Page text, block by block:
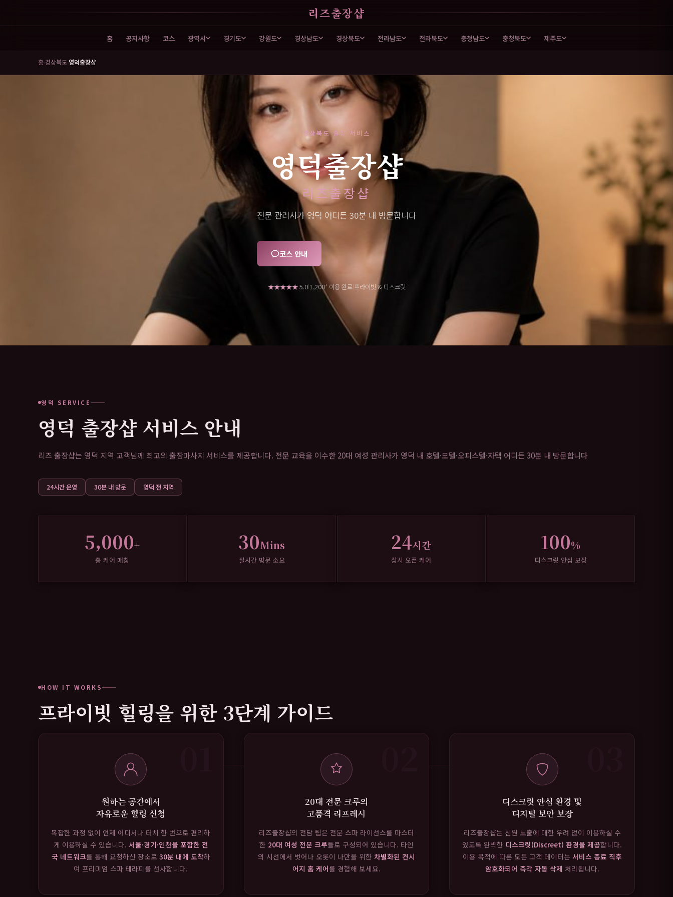
리즈출장샵
홈 공지사항 코스 광역시 경기도 강원도 경상남도 경상북도 전라남도 전라북도 충청남도 충청북도 제주도
홈›경상북도›영덕출장샵
경상북도 출장 서비스
영덕출장샵
리즈출장샵
전문 관리사가 영덕 어디든 30분 내 방문합니다
코스 안내
★★★★★5.0|1,200+이용 완료|프라이빗 & 디스크릿
영덕 SERVICE
영덕 출장샵 서비스 안내
리즈 출장샵는 영덕 지역 고객님께 최고의 출장마사지 서비스를 제공합니다. 전문 교육을 이수한 20대 여성 관리사가 영덕 내 호텔·모텔·오피스텔·자택 어디든 30분 내 방문합니다
24시간 운영 30분 내 방문 영덕 전 지역
5,000+
총 케어 매칭
30Mins
실시간 방문 소요
24시간
상시 오픈 케어
100%
디스크릿 안심 보장
HOW IT WORKS
프라이빗 힐링을 위한 3단계 가이드
원하는 공간에서
자유로운 힐링 신청
복잡한 과정 없이 언제 어디서나 터치 한 번으로 편리하
게 이용하실 수 있습니다. 서울·경기·인천을 포함한 전
국 네트워크를 통해 요청하신 장소로 30분 내에 도착하
여 프리미엄 스파 테라피를 선사합니다.
20대 전문 크루의
고품격 리프레시
리즈출장샵의 전담 팀은 전문 스파 라이선스를 마스터
한 20대 여성 전문 크루들로 구성되어 있습니다. 타인
의 시선에서 벗어나 오롯이 나만을 위한 차별화된 컨시
어지 홈 케어를 경험해 보세요.
디스크릿 안심 환경 및
디지털 보안 보장
리즈출장샵는 신원 노출에 대한 우려 없이 이용하실 수
있도록 완벽한 디스크릿(Discreet) 환경을 제공합니다.
이용 목적에 따른 모든 고객 데이터는 서비스 종료 직후
암호화되어 즉각 자동 삭제 처리됩니다.